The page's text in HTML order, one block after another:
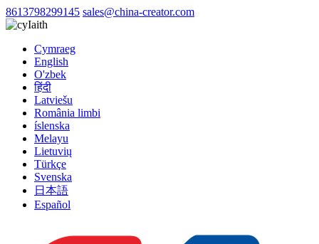
8613798299145 sales@china-creator.com
Iaith
Cymraeg
English
O'zbek
हिंदी
Latviešu
România limbi
íslenska
Melayu
Lietuvių
Türkçe
Svenska
日本語
Español